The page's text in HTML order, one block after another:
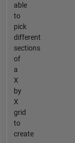
able
to
pick
different
sections
of
a
X
by
X
grid
to
create